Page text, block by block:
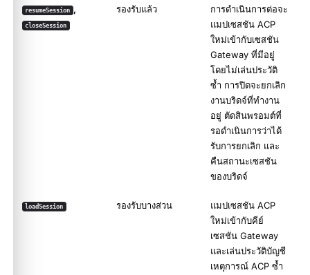
resumeSession ,
closeSession
รองรับแล้ว
การดำเนินการต่อจะ
แมปเซสชัน ACP
ใหม่เข้ากับเซสชัน
Gateway ที่มีอยู่
โดยไม่เล่นประวัติ
ซ้ำ การปิดจะยกเลิก
งานบริดจ์ที่ทำงาน
อยู่ ตัดสินพรอมต์ที่
รอดำเนินการว่าได้
รับการยกเลิก และ
คืนสถานะเซสชัน
ของบริดจ์
loadSession รองรับบางส่วน
แมปเซสชัน ACP
ใหม่เข้ากับคีย์
เซสชัน Gateway
และเล่นประวัติบัญชี
เหตุการณ์ ACP ซ้ำ